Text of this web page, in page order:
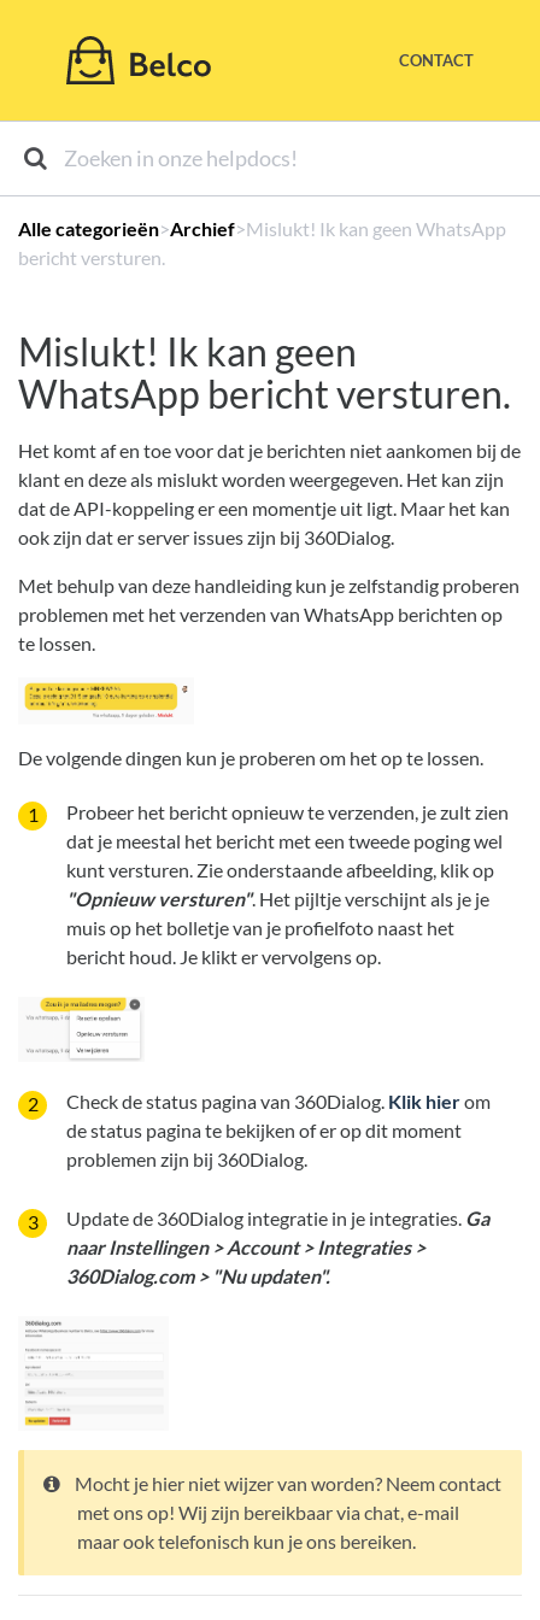
CONTACT
Alle categorieën​>​​Archief​>​ Mislukt! Ik kan geen WhatsApp
bericht versturen.
Mislukt! Ik kan geen
WhatsApp bericht versturen.
Het komt af en toe voor dat je berichten niet aankomen bij de
klant en deze als mislukt worden weergegeven. Het kan zijn
dat de API-koppeling er een momentje uit ligt. Maar het kan
ook zijn dat er server issues zijn bij 360Dialog.
Met behulp van deze handleiding kun je zelfstandig proberen
problemen met het verzenden van WhatsApp berichten op
te lossen.
De volgende dingen kun je proberen om het op te lossen.
Probeer het bericht opnieuw te verzenden, je zult zien
dat je meestal het bericht met een tweede poging wel
kunt versturen. Zie onderstaande afbeelding, klik op
"Opnieuw versturen". Het pijltje verschijnt als je je
muis op het bolletje van je profielfoto naast het
bericht houd. Je klikt er vervolgens op.
Check de status pagina van 360Dialog. Klik hierom
de status pagina te bekijken of er op dit moment
problemen zijn bij 360Dialog.
Update de 360Dialog integratie in je integraties. Ga
naar Instellingen > Account > Integraties >
360Dialog.com > "Nu updaten".
Mocht je hier niet wijzer van worden? Neem contact
met ons op! Wij zijn bereikbaar via chat, e-mail
maar ook telefonisch kun je ons bereiken.